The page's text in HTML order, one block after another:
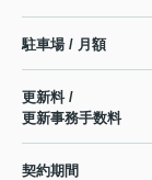
駐車場 / 月額
更新料 /
更新事務手数料
契約期間